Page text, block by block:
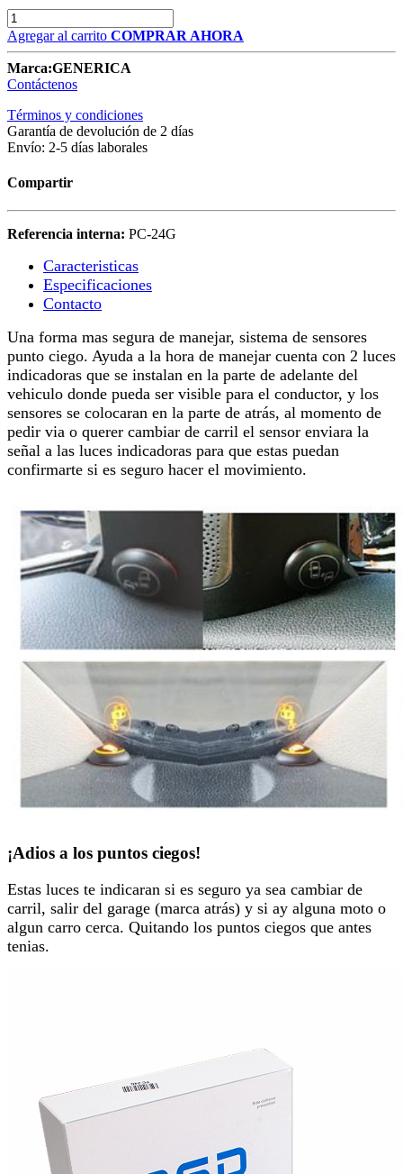
Agregar al carrito COMPRAR AHORA
Marca:GENERICA
Contáctenos
Términos y condiciones
Garantía de devolución de 2 días
Envío: 2-5 días laborales
Compartir
Referencia interna: PC-24G
Caracteristicas​
Especificaciones
Contacto
Una forma mas segura de manejar, sistema de sensores
punto ciego. Ayuda a la hora de manejar cuenta con 2 luces
indicadoras que se instalan en la parte de adelante del
vehiculo donde pueda ser visible para el conductor, y los
sensores se colocaran en la parte de atrás, al momento de
pedir via o querer cambiar de carril el sensor enviara la
señal a las luces indicadoras para que estas puedan
confirmarte si es seguro hacer el movimiento.
¡Adios a los puntos ciegos!
Estas luces te indicaran si es seguro ya sea cambiar de
carril, salir del garage (marca atrás) y si ay alguna moto o
algun carro cerca. Quitando los puntos ciegos que antes
tenias.